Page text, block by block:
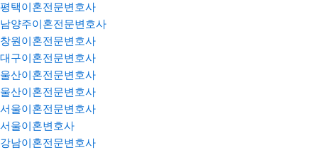
평택이혼전문변호사
남양주이혼전문변호사
창원이혼전문변호사
대구이혼전문변호사
울산이혼전문변호사
울산이혼전문변호사
서울이혼전문변호사
서울이혼변호사
강남이혼전문변호사